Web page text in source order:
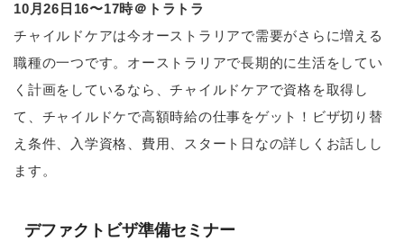
10月26日16〜17時＠トラトラ
チャイルドケアは今オーストラリアで需要がさらに増える
職種の一つです。オーストラリアで長期的に生活をしてい
く計画をしているなら、チャイルドケアで資格を取得し
て、チャイルドケで高額時給の仕事をゲット！ビザ切り替
え条件、入学資格、費用、スタート日なの詳しくお話しし
ます。
デファクトビザ準備セミナー